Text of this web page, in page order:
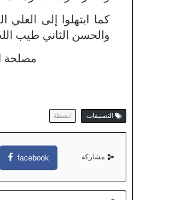
كما ابتهلوا إلى
والحسن الثاني طيب
مصلحة
التصنيفات: انشطة
مشاركة facebook